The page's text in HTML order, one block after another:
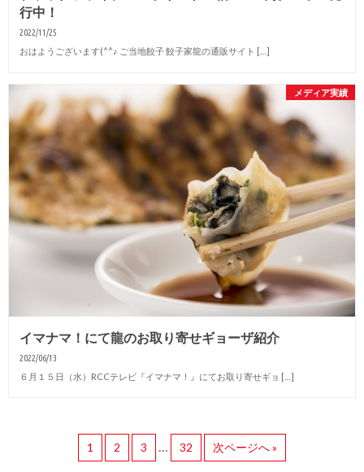
行中！
2022/11/25
おはようございます(^^♪ ご当地餃子 餃子家龍の通販サイト […]
メディア実績
イマナマ！にて龍のお取り寄せギョーザ紹介
2022/06/13
６月１５日（水）RCCテレビ『イマナマ！』にてお取り寄せギョ […]
1 2 3 … 32 次ページへ »